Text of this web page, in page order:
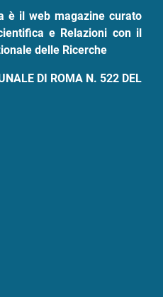
è il web magazine curato
e Relazioni con il
delle Ricerche
DI ROMA N. 522 DEL